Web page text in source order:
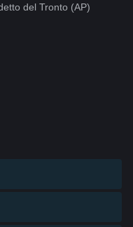
del Tronto (AP)